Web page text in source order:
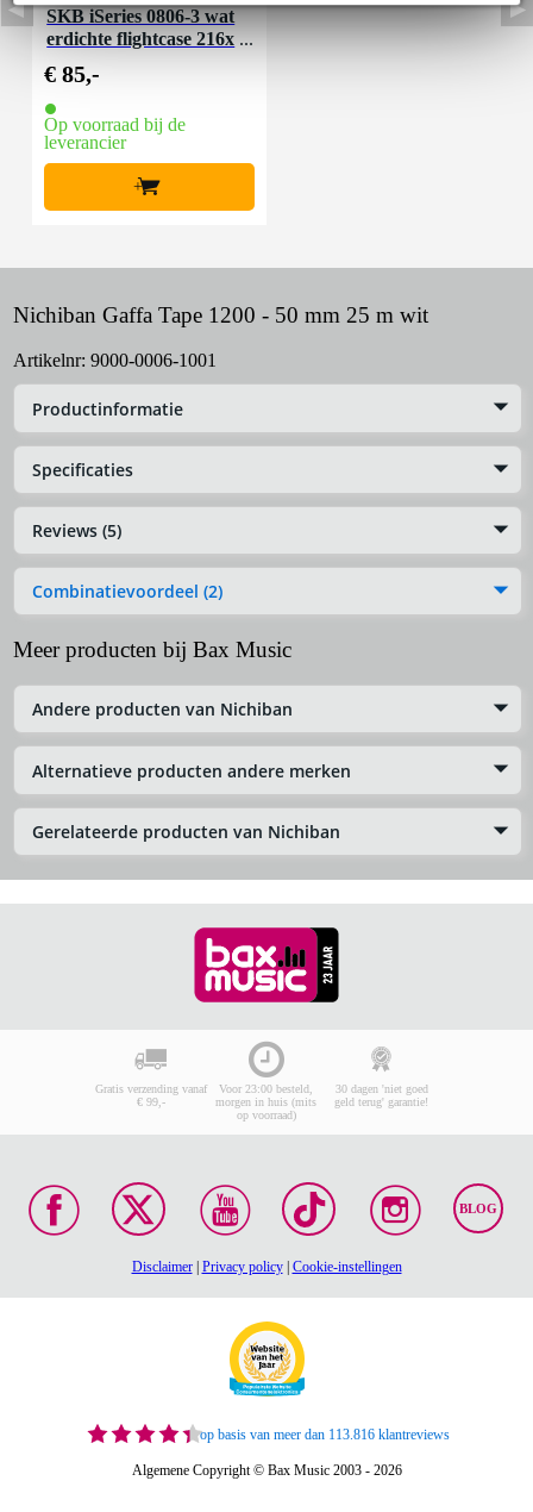
SKB iSeries 0806-3 wat
erdichte flightcase 216x
€ 85,-
Op voorraad bij de
leverancier
+
Nichiban Gaffa Tape 1200 - 50 mm 25 m wit
Artikelnr: 9000-0006-1001
Productinformatie
Specificaties
Reviews (5)
Combinatievoordeel (2)
Meer producten bij Bax Music
Andere producten van Nichiban
Alternatieve producten andere merken
Gerelateerde producten van Nichiban
Gratis verzending vanaf
€ 99,-
Voor 23:00 besteld,
morgen in huis (mits
op voorraad)
30 dagen 'niet goed
geld terug' garantie!
BLOG
Disclaimer| Privacy policy| Cookie-instellingen
op basis van meer dan 113.816 klantreviews
Algemene Copyright © Bax Music 2003 - 2026